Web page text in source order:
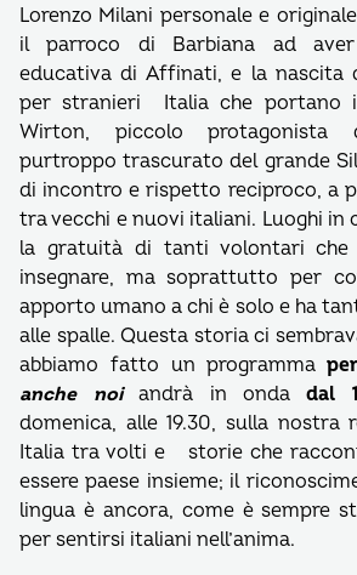
Lorenzo Milani personale e
il parroco di Barbiana ad aver
educativa di Affinati, e la nascita
per stranieri Italia che portano
Wirton, piccolo protagonista
purtroppo trascurato del grande
di incontro e rispetto reciproco, a
tra vecchi e nuovi italiani. Luoghi in
la gratuità di tanti volontari che
insegnare, ma soprattutto per
apporto umano a chi è solo e ha
alle spalle. Questa storia ci
abbiamo fatto un programma
anche noiandrà in ondadal
domenica, alle 19.30, sulla nostra
Italia tra volti e storie che
essere paese insieme; il
lingua è ancora, come è sempre
per sentirsi italiani nell’anima.